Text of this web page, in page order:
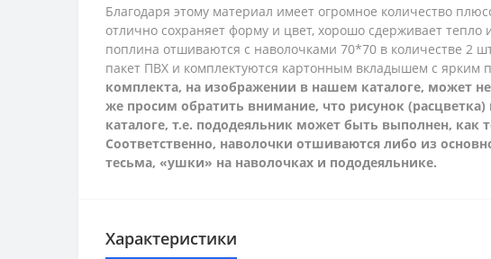
Благодаря этому материал имеет огромное количество
отлично сохраняет форму и цвет, хорошо сдерживает тепло
поплина отшиваются с наволочками 70*70 в количестве 2
пакет ПВХ и комплектуются картонным вкладышем с ярким
комплекта, на изображении в нашем каталоге, может
же просим обратить внимание, что рисунок
каталоге, т.е. пододеяльник может быть выполнен, как
Соответственно, наволочки отшиваются либо из
тесьма, «ушки» на наволочках и пододеяльнике.
Характеристики